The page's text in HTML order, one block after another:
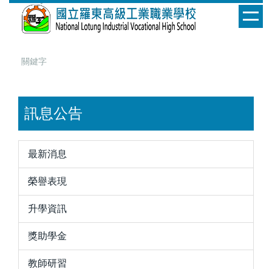
訊息公告
最新消息
榮譽表現
升學資訊
獎助學金
教師研習